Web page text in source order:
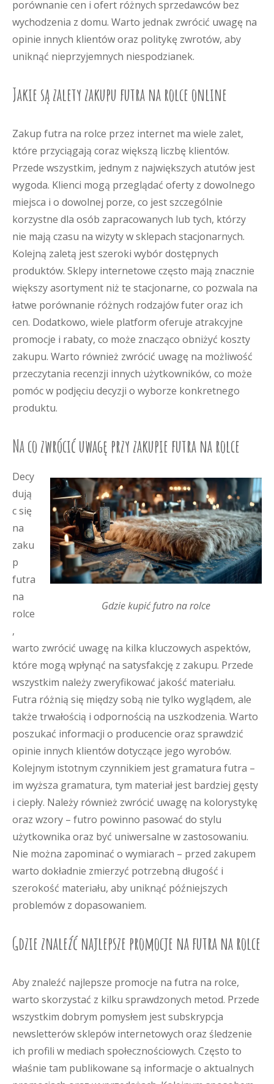
porównanie cen i ofert różnych sprzedawców bez
wychodzenia z domu. Warto jednak zwrócić uwagę na
opinie innych klientów oraz politykę zwrotów, aby
uniknąć nieprzyjemnych niespodzianek.
Jakie są zalety zakupu futra na rolce online
Zakup futra na rolce przez internet ma wiele zalet,
które przyciągają coraz większą liczbę klientów.
Przede wszystkim, jednym z największych atutów jest
wygoda. Klienci mogą przeglądać oferty z dowolnego
miejsca i o dowolnej porze, co jest szczególnie
korzystne dla osób zapracowanych lub tych, którzy
nie mają czasu na wizyty w sklepach stacjonarnych.
Kolejną zaletą jest szeroki wybór dostępnych
produktów. Sklepy internetowe często mają znacznie
większy asortyment niż te stacjonarne, co pozwala na
łatwe porównanie różnych rodzajów futer oraz ich
cen. Dodatkowo, wiele platform oferuje atrakcyjne
promocje i rabaty, co może znacząco obniżyć koszty
zakupu. Warto również zwrócić uwagę na możliwość
przeczytania recenzji innych użytkowników, co może
pomóc w podjęciu decyzji o wyborze konkretnego
produktu.
Na co zwrócić uwagę przy zakupie futra na rolce
Gdzie kupić futro na rolce
Decy
dują
c się
na
zaku
p
futra
na
rolce
,
warto zwrócić uwagę na kilka kluczowych aspektów,
które mogą wpłynąć na satysfakcję z zakupu. Przede
wszystkim należy zweryfikować jakość materiału.
Futra różnią się między sobą nie tylko wyglądem, ale
także trwałością i odpornością na uszkodzenia. Warto
poszukać informacji o producencie oraz sprawdzić
opinie innych klientów dotyczące jego wyrobów.
Kolejnym istotnym czynnikiem jest gramatura futra –
im wyższa gramatura, tym materiał jest bardziej gęsty
i ciepły. Należy również zwrócić uwagę na kolorystykę
oraz wzory – futro powinno pasować do stylu
użytkownika oraz być uniwersalne w zastosowaniu.
Nie można zapominać o wymiarach – przed zakupem
warto dokładnie zmierzyć potrzebną długość i
szerokość materiału, aby uniknąć późniejszych
problemów z dopasowaniem.
Gdzie znaleźć najlepsze promocje na futra na rolce
Aby znaleźć najlepsze promocje na futra na rolce,
warto skorzystać z kilku sprawdzonych metod. Przede
wszystkim dobrym pomysłem jest subskrypcja
newsletterów sklepów internetowych oraz śledzenie
ich profili w mediach społecznościowych. Często to
właśnie tam publikowane są informacje o aktualnych